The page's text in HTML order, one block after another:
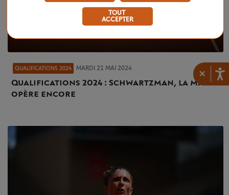
×
QUALIFICATIONS 2024 MARDI 21 MAI 2024
Qualifications 2024 : Schwartzman, la magie
opère encore
TOUT
ACCEPTER